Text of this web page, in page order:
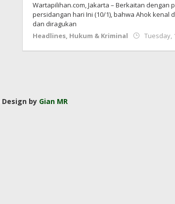
Wartapilihan.com, Jakarta – Berkaitan dengan
persidangan hari Ini (10/1), bahwa Ahok kenal
dan diragukan
Headlines, Hukum & Kriminal Tuesday,
Design by Gian MR